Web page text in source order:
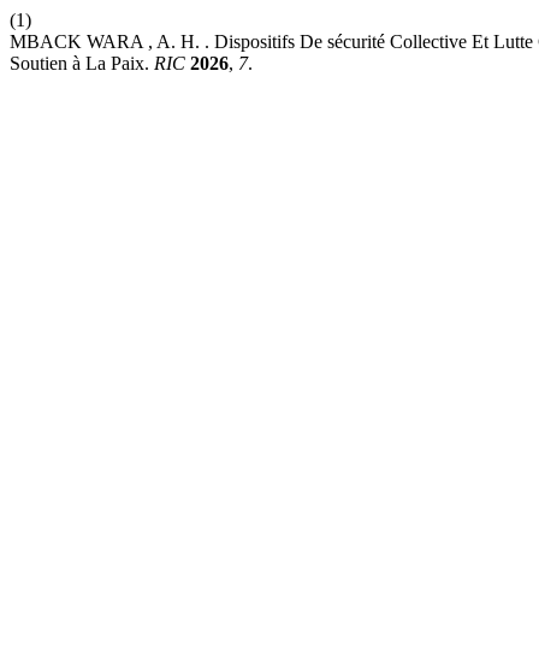
(1)
MBACK WARA , A. H. . Dispositifs De sécurité Collective Et Lutte
Soutien à La Paix. RIC 2026, 7.